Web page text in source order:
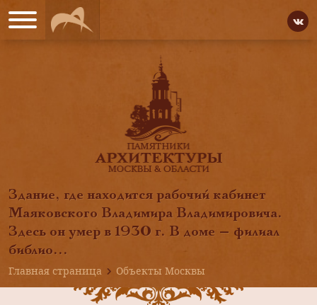
Здание, где находится рабочий кабинет
Маяковского Владимира Владимировича.
Здесь он умер в 1930 г. В доме — филиал
библио...
Главная страница
Объекты Москвы